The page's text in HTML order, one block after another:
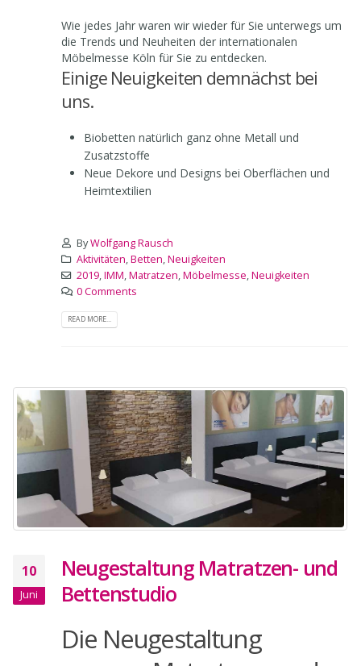
Wie jedes Jahr waren wir wieder für Sie unterwegs um
die Trends und Neuheiten der internationalen
Möbelmesse Köln für Sie zu entdecken.
Einige Neuigkeiten demnächst bei
uns.
Biobetten natürlich ganz ohne Metall und
Zusatzstoffe
Neue Dekore und Designs bei Oberflächen und
Heimtextilien
ByWolfgang Rausch
Aktivitäten,Betten,Neuigkeiten
2019,IMM,Matratzen,Möbelmesse,Neuigkeiten
0 Comments
READ MORE...
10
Juni
Neugestaltung Matratzen- und
Bettenstudio
Die Neugestaltung